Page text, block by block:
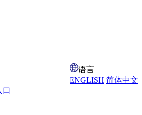
语言
ENGLISH 简体中文
口